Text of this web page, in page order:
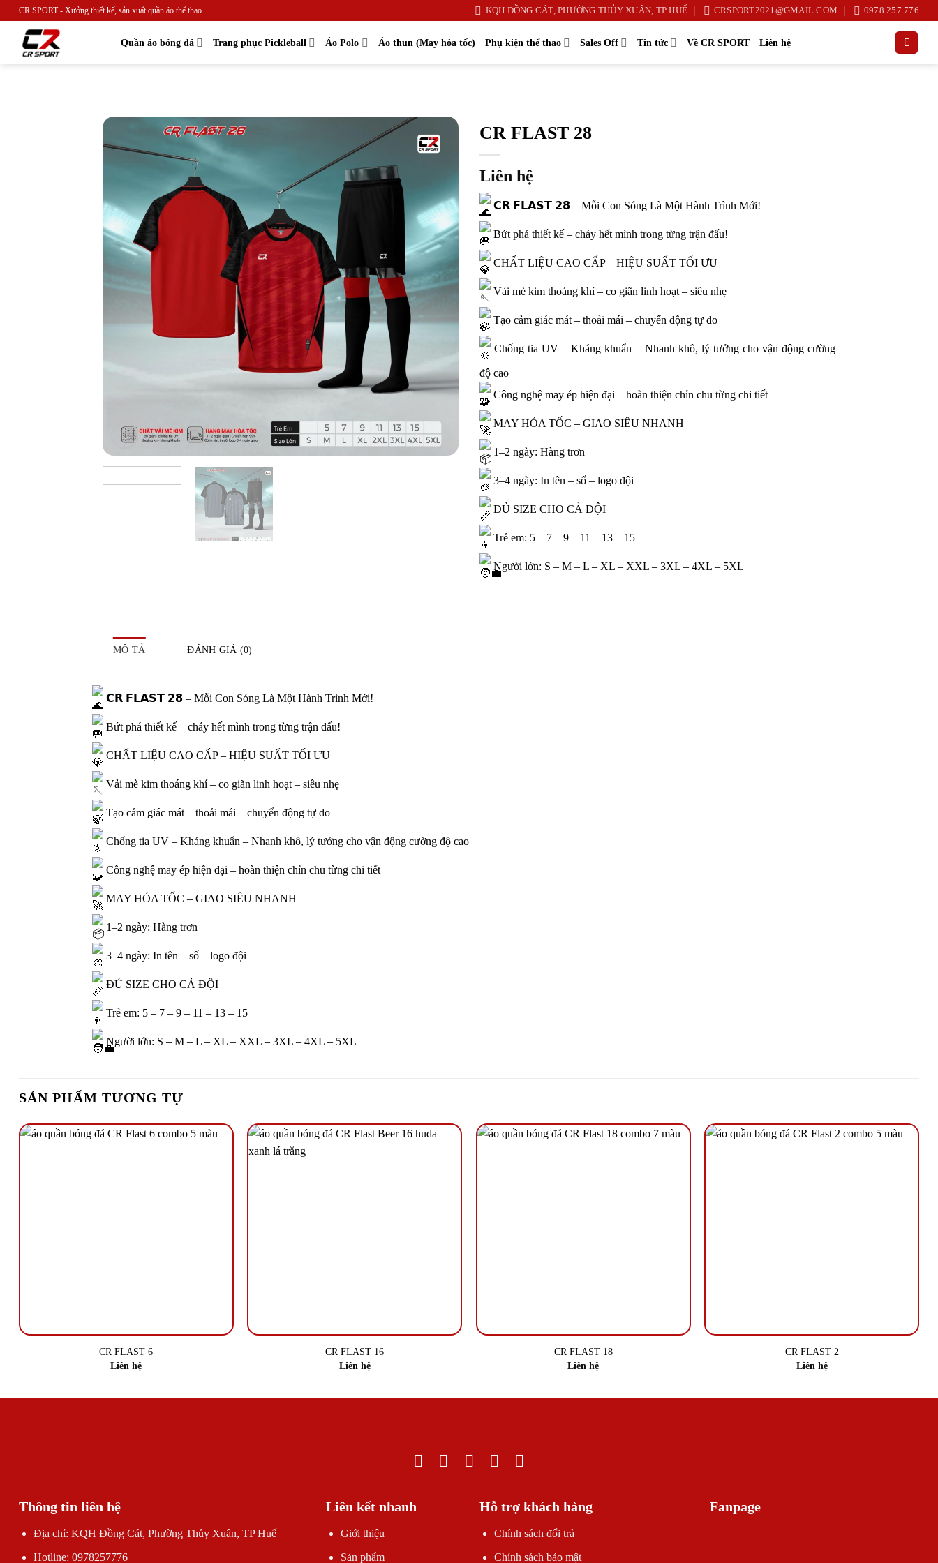
Skip
content
CR SPORT - Xưởng thiết kế, sản xuất quần áo thể thao KQH ĐỒNG CÁT, PHƯỜNG THỦY XUÂN, TP HUẾ CRSPORT2021@GMAIL.COM 0978.257.776
Quần áo bóng đá Trang phục Pickleball Áo Polo Áo thun (May hỏa tốc) Phụ kiện thể thao Sales Off Tin tức Về CR SPORT Liên hệ
CR FLAST 28
Liên hệ
𝗖𝗥 𝗙𝗟𝗔𝗦𝗧 𝟮𝟴 – Mỗi Con Sóng Là Một Hành Trình Mới!
Bứt phá thiết kế – cháy hết mình trong từng trận đấu!
CHẤT LIỆU CAO CẤP – HIỆU SUẤT TỐI ƯU
Vải mè kim thoáng khí – co giãn linh hoạt – siêu nhẹ
Tạo cảm giác mát – thoải mái – chuyển động tự do
Chống tia UV – Kháng khuẩn – Nhanh khô, lý tưởng cho vận động cường
độ cao
Công nghệ may ép hiện đại – hoàn thiện chỉn chu từng chi tiết
MAY HỎA TỐC – GIAO SIÊU NHANH
1–2 ngày: Hàng trơn
3–4 ngày: In tên – số – logo đội
ĐỦ SIZE CHO CẢ ĐỘI
Trẻ em: 5 – 7 – 9 – 11 – 13 – 15
Người lớn: S – M – L – XL – XXL – 3XL – 4XL – 5XL
MÔ TẢ ĐÁNH GIÁ (0)
𝗖𝗥 𝗙𝗟𝗔𝗦𝗧 𝟮𝟴 – Mỗi Con Sóng Là Một Hành Trình Mới!
Bứt phá thiết kế – cháy hết mình trong từng trận đấu!
CHẤT LIỆU CAO CẤP – HIỆU SUẤT TỐI ƯU
Vải mè kim thoáng khí – co giãn linh hoạt – siêu nhẹ
Tạo cảm giác mát – thoải mái – chuyển động tự do
Chống tia UV – Kháng khuẩn – Nhanh khô, lý tưởng cho vận động cường độ cao
Công nghệ may ép hiện đại – hoàn thiện chỉn chu từng chi tiết
MAY HỎA TỐC – GIAO SIÊU NHANH
1–2 ngày: Hàng trơn
3–4 ngày: In tên – số – logo đội
ĐỦ SIZE CHO CẢ ĐỘI
Trẻ em: 5 – 7 – 9 – 11 – 13 – 15
Người lớn: S – M – L – XL – XXL – 3XL – 4XL – 5XL
SẢN PHẨM TƯƠNG TỰ
CR FLAST 6
Liên hệ
CR FLAST 16
Liên hệ
CR FLAST 18
Liên hệ
CR FLAST 2
Liên hệ
Thông tin liên hệ
Địa chỉ: KQH Đồng Cát, Phường Thủy Xuân, TP Huế
Hotline: 0978257776
Liên kết nhanh
Giới thiệu
Sản phẩm
Hỗ trợ khách hàng
Chính sách đổi trả
Chính sách bảo mật
Fanpage